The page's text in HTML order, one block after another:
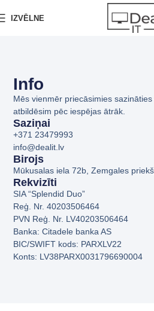
IZVĒLNE
Info
Mēs vienmēr priecāsimies
atbildēsim pēc iespējas ātrāk.
Saziņai
+371 23479993
info@dealit.lv
Birojs
Mūkusalas iela 72b, Zemgales
Rekvizīti
SIA “Splendid Duo”
Reģ. Nr. 40203506464
PVN Reģ. Nr. LV40203506464
Banka: Citadele banka AS
BIC/SWIFT kods: PARXLV22
Konts: LV38PARX0031796690004